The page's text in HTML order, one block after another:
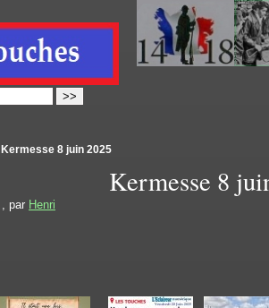
Kermesse 8 juin 2025
Kermesse 8
, par Henri